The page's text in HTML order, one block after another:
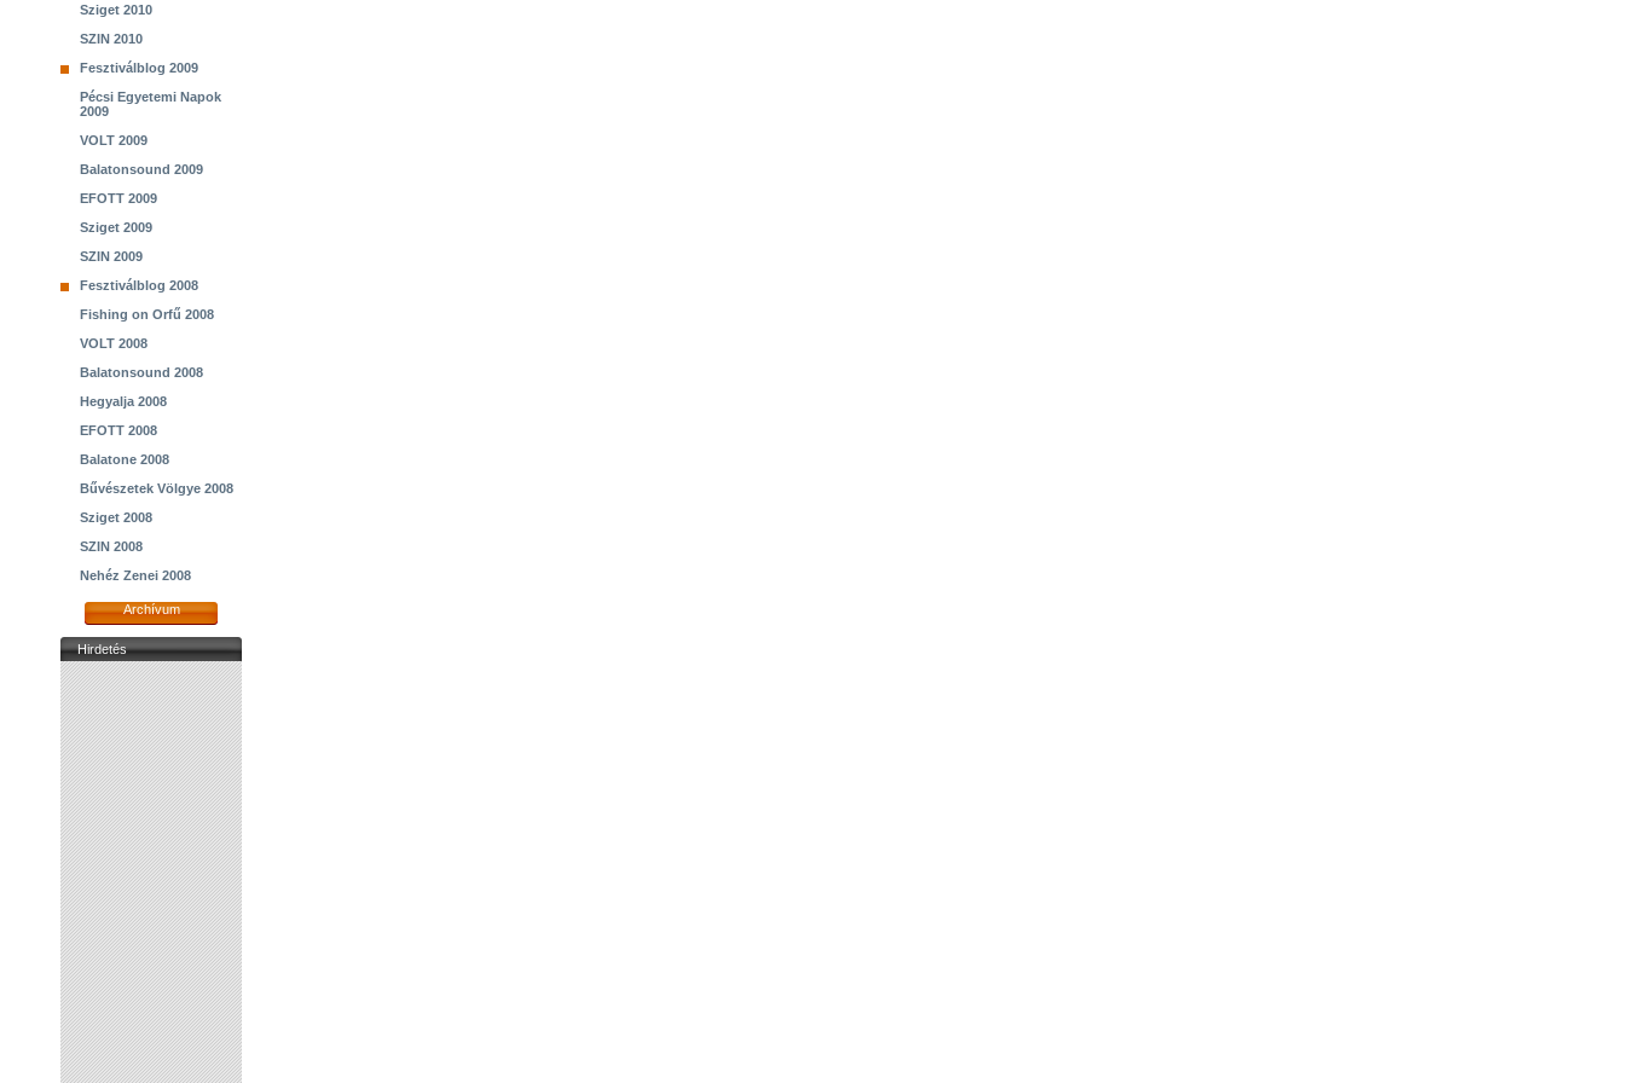
Sziget 2010
SZIN 2010
Fesztiválblog 2009
Pécsi Egyetemi Napok
2009
VOLT 2009
Balatonsound 2009
EFOTT 2009
Sziget 2009
SZIN 2009
Fesztiválblog 2008
Fishing on Orfű 2008
VOLT 2008
Balatonsound 2008
Hegyalja 2008
EFOTT 2008
Balatone 2008
Bűvészetek Völgye 2008
Sziget 2008
SZIN 2008
Nehéz Zenei 2008
Archívum
Hirdetés